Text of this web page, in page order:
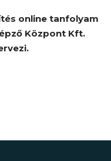
online tanfolyam
Központ Kft.